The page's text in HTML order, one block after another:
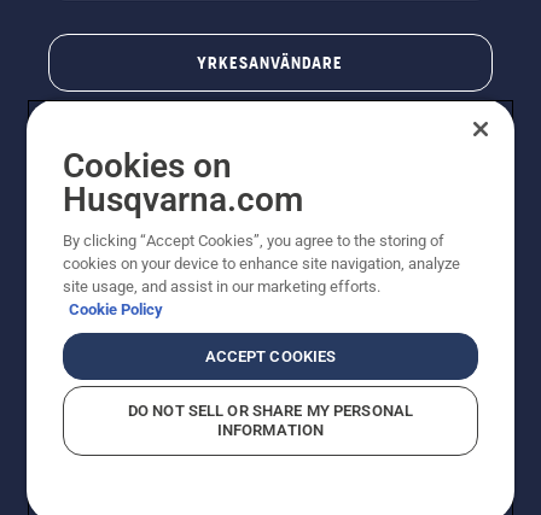
YRKESANVÄNDARE
© Husqvarna AB (publ). All rights reserved. Priserna
som visas är rekommenderade cirkapriser. Alla angivna
priser är rekommenderade försäljningspriser (inkl.
moms) om inte produkten är tillgänglig för direkt köp.
CookiepolicyAnvändningsvillkor Sekretessmeddelande
Rapportera misstänkta överträdelser
Cookies on
Husqvarna.com
By clicking “Accept Cookies”, you agree to the storing of
cookies on your device to enhance site navigation, analyze
site usage, and assist in our marketing efforts.
Cookie Policy
ACCEPT COOKIES
DO NOT SELL OR SHARE MY PERSONAL
INFORMATION